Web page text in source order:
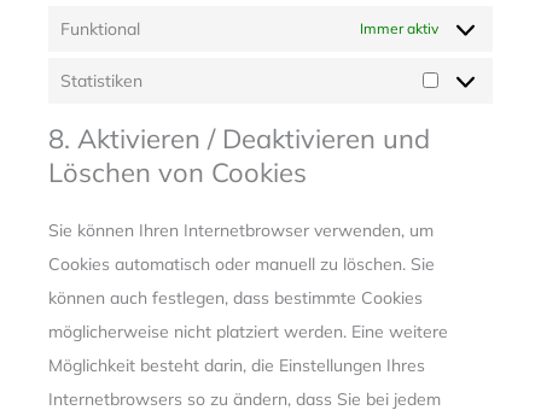
Funktional Immer aktiv
Statistiken
8. Aktivieren / Deaktivieren und
Löschen von Cookies
Sie können Ihren Internetbrowser verwenden, um
Cookies automatisch oder manuell zu löschen. Sie
können auch festlegen, dass bestimmte Cookies
möglicherweise nicht platziert werden. Eine weitere
Möglichkeit besteht darin, die Einstellungen Ihres
Internetbrowsers so zu ändern, dass Sie bei jedem